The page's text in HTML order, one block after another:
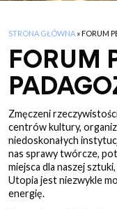
STRONA GŁÓWNA »FORUM
FORUM
Zmęczeni
centrów kultury,
niedoskonałych
nas sprawy twórcze,
miejsca dla naszej
Utopia jest niezwykle
energię.